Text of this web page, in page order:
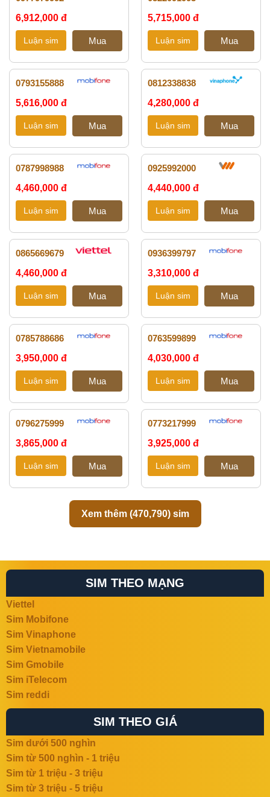
6,912,000 đ
5,715,000 đ
0793155888
5,616,000 đ
0812338838
4,280,000 đ
0787998988
4,460,000 đ
0925992000
4,440,000 đ
0865669679
4,460,000 đ
0936399797
3,310,000 đ
0785788686
3,950,000 đ
0763599899
4,030,000 đ
0796275999
3,865,000 đ
0773217999
3,925,000 đ
Xem thêm (470,790) sim
SIM THEO MẠNG
Viettel
Sim Mobifone
Sim Vinaphone
Sim Vietnamobile
Sim Gmobile
Sim iTelecom
Sim reddi
SIM THEO GIÁ
Sim dưới 500 nghìn
Sim từ 500 nghìn - 1 triệu
Sim từ 1 triệu - 3 triệu
Sim từ 3 triệu - 5 triệu